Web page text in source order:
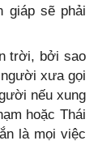
giáp sẽ phải
trời, bởi sao
xưa gọi
nếu xung
hoặc Thái
là mọi việc